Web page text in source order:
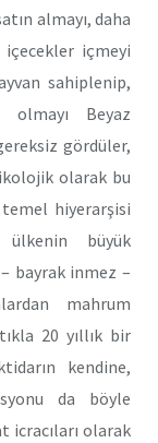
almayı, daha
içmeyi
sahiplenip,
olmayı Beyaz
gördüler,
olarak bu
temel hiyerarşisi
ülkenin büyük
bayrak inmez –
mahrum
20 yıllık bir
kendine,
da böyle
icracıları olarak